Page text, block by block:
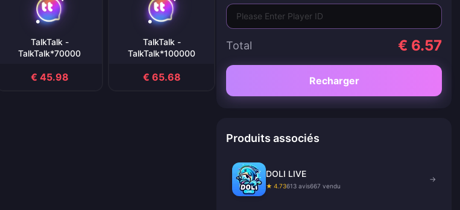
TalkTalk -
TalkTalk*70000
€ 45.98
TalkTalk -
TalkTalk*100000
€ 65.68
Total € 6.57
Recharger
Produits associés
DOLI LIVE
★ 4.73613 avis667 vendu
→